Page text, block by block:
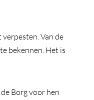
Van de
bekennen. Het is
Borg voor hen